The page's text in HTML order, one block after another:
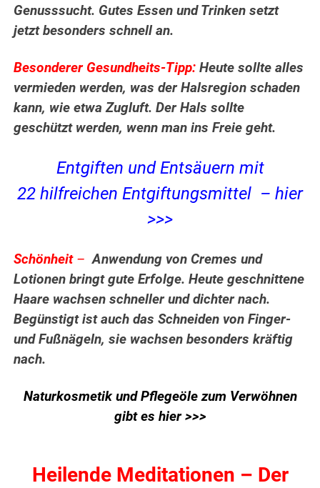
Genusssucht. Gutes Essen und Trinken setzt
jetzt besonders schnell an.
Besonderer Gesundheits-Tipp:Heute sollte alles
vermieden werden, was der Halsregion schaden
kann, wie etwa Zugluft. Der Hals sollte
geschützt werden, wenn man ins Freie geht.
Entgiften und Entsäuern mit
22 hilfreichen Entgiftungsmittel – hier
>>>
Schönheit–Anwendung von Cremes und
Lotionen bringt gute Erfolge. Heute geschnittene
Haare wachsen schneller und dichter nach.
Begünstigt ist auch das Schneiden von Finger-
und Fußnägeln, sie wachsen besonders kräftig
nach.
Naturkosmetik und Pflegeöle zum Verwöhnen
gibt es hier >>>
Heilende Meditationen – Der